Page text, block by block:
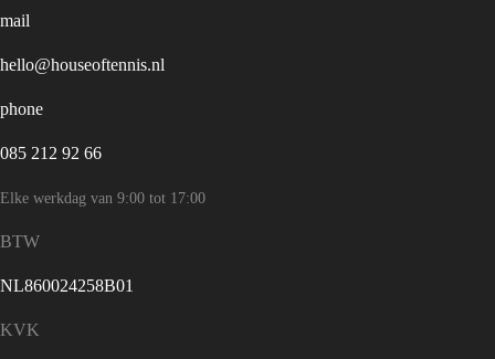
mail
hello@houseoftennis.nl
phone
085 212 92 66
Elke werkdag van 9:00 tot 17:00
BTW
NL860024258B01
KVK